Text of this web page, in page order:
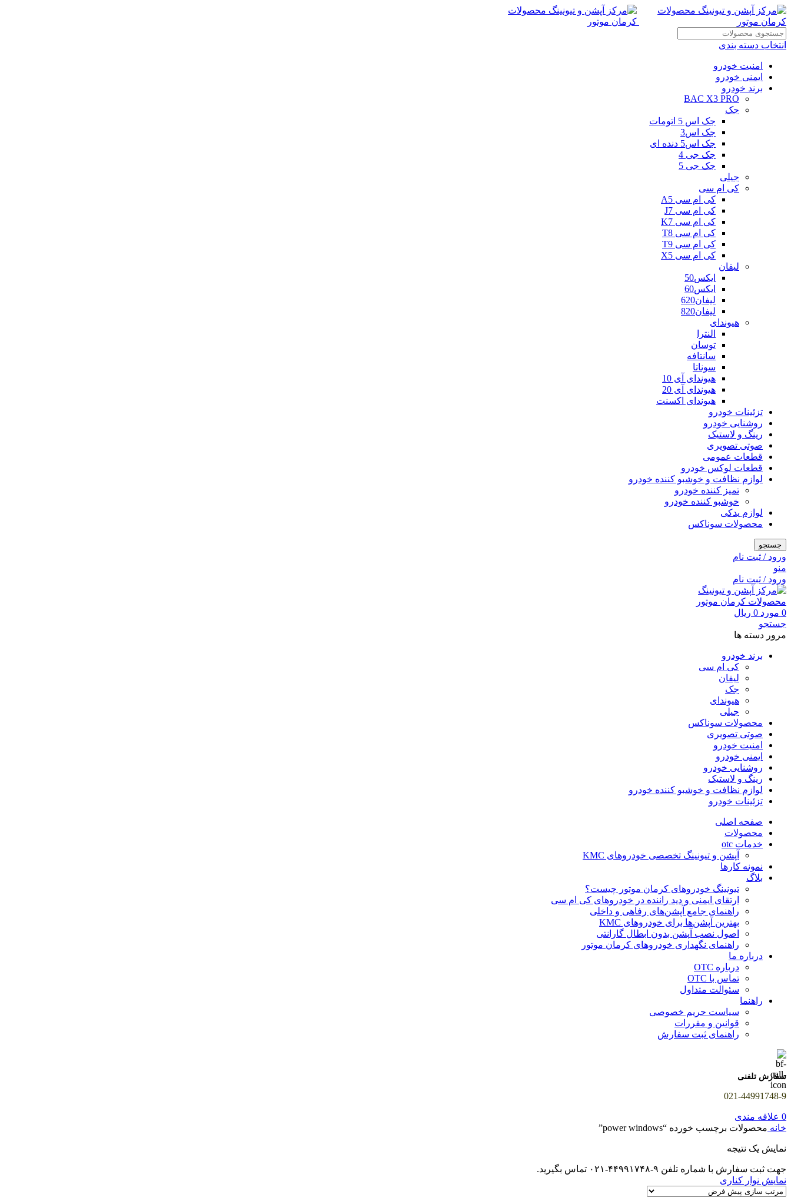
انتخاب دسته بندی
امنیت خودرو
ایمنی خودرو
برند خودرو
BAC X3 PRO
جک
جک اس 5 اتومات
جک اس3
جک اس5 دنده ای
جک جی 4
جک جی 5
جیلی
کی ام سی
کی ام سی A5
کی ام سی J7
کی ام سی K7
کی ام سی T8
کی ام سی T9
کی ام سی X5
لیفان
ایکس50
ایکس60
لیفان620
لیفان820
هیوندای
النترا
توسان
سانتافه
سوناتا
هیوندای آی 10
هیوندای آی 20
هیوندای اکسنت
تزئینات خودرو
روشنایی خودرو
رینگ و لاستیک
صوتی تصویری
قطعات عمومی
قطعات لوکس خودرو
لوازم نظافت و خوشبو کننده خودرو
تمیز کننده خودرو
خوشبو کننده خودرو
لوازم یدکی
محصولات سوناکس
جستجو
ورود / ثبت نام
منو
ورود / ثبت نام
0 مورد 0 ریال
جستجو
مرور دسته ها
برند خودرو
کی ام سی
لیفان
جک
هیوندای
جیلی
محصولات سوناکس
صوتی تصویری
امنیت خودرو
ایمنی خودرو
روشنایی خودرو
رینگ و لاستیک
لوازم نظافت و خوشبو کننده خودرو
تزئینات خودرو
صفحه اصلی
محصولات
خدمات otc
آپشن و تیونینگ تخصصی خودروهای KMC
نمونه کارها
بلاگ
تیونینگ خودروهای کرمان موتور چیست؟
ارتقای ایمنی و دید راننده در خودروهای کی ام سی
راهنمای جامع آپشن‌های رفاهی و داخلی
بهترین آپشن‌ها برای خودروهای KMC
اصول نصب آپشن بدون ابطال گارانتی
راهنمای نگهداری خودروهای کرمان موتور
درباره ما
درباره OTC
تماس با OTC
سئوالت متداول
راهنما
سیاست حریم خصوصی
قوانین و مقررات
راهنمای ثبت سفارش
سفارش تلفنی
021-44991748-9
0 علاقه مندی
خانه محصولات برچسب خورده “power windows”
نمایش یک نتیجه
جهت ثبت سفارش با شماره تلفن ۹-۴۴۹۹۱۷۴۸-۰۲۱ تماس بگیرید.
نمایش نوار کناری